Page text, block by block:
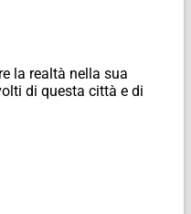
la realtà nella sua
di questa città e di